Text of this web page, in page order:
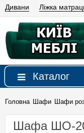
Дивани Ліжка
Каталог
Головна Шафи Шафи
Шафа ШО-20